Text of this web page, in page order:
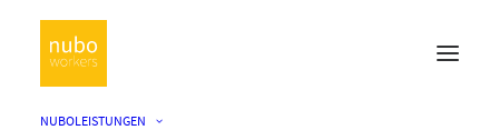
NUBOLEISTUNGEN